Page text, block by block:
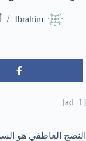
Ibrahim
[ad_1]
النضج العاطفي هو